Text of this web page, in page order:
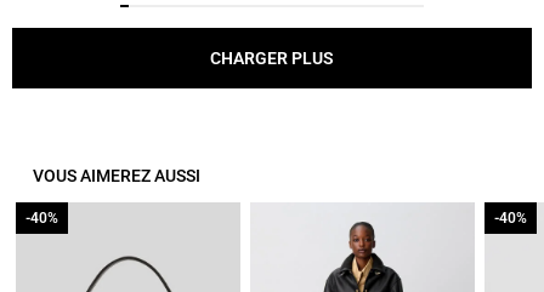
CHARGER PLUS
VOUS AIMEREZ AUSSI
-40%
-40% -40%
-40%